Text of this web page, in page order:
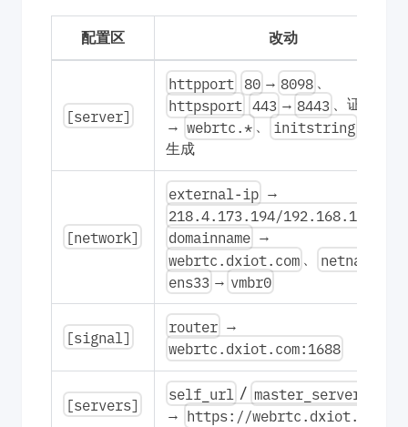
配置区 改动
[server]
httpport 80 → 8098 、
httpsport 443 → 8443 、证书名
→ webrtc.* 、 initstring
生成
[network]
external-ip →
218.4.173.194/192.168.10.2
domainname →
webrtc.dxiot.com
netname
ens33 → vmbr0
[signal]
router →
webrtc.dxiot.com:1688
[servers]
self_url / master_server_url
→ https://webrtc.dxiot.com